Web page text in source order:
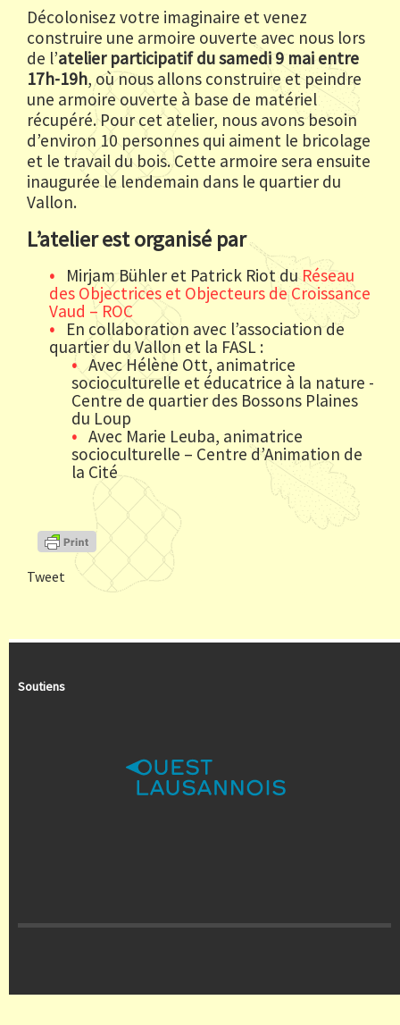
Décolonisez votre imaginaire et venez
construire une armoire ouverte avec nous lors
de l’atelier participatif du samedi 9 mai entre
17h-19h, où nous allons construire et peindre
une armoire ouverte à base de matériel
récupéré. Pour cet atelier, nous avons besoin
d’environ 10 personnes qui aiment le bricolage
et le travail du bois. Cette armoire sera ensuite
inaugurée le lendemain dans le quartier du
Vallon.
L’atelier est organisé par
Mirjam Bühler et Patrick Riot duRéseau
des Objectrices et Objecteurs de Croissance
Vaud – ROC
En collaboration avec l’association de
quartier du Vallon et la FASL :
Avec Hélène Ott, animatrice
socioculturelle et éducatrice à la nature -
Centre de quartier des Bossons Plaines
du Loup
Avec Marie Leuba, animatrice
socioculturelle – Centre d’Animation de
la Cité
Tweet
Soutiens